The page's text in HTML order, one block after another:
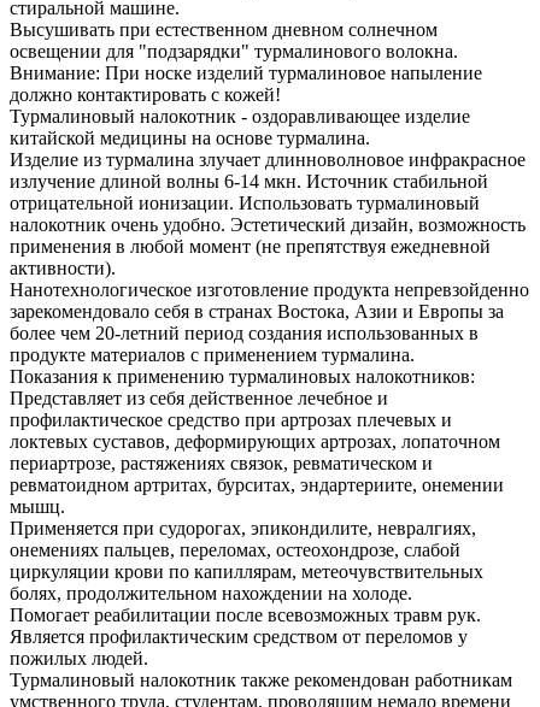
стиральной машине.
Высушивать при естественном дневном солнечном
освещении для "подзарядки" турмалинового волокна.
Внимание: При носке изделий турмалиновое напыление
должно контактировать с кожей!
Турмалиновый налокотник - оздоравливающее изделие
китайской медицины на основе турмалина.
Изделие из турмалина злучает длинноволновое инфракрасное
излучение длиной волны 6-14 мкн. Источник стабильной
отрицательной ионизации. Использовать турмалиновый
налокотник очень удобно. Эстетический дизайн, возможность
применения в любой момент (не препятствуя ежедневной
активности).
Нанотехнологическое изготовление продукта непревзойденно
зарекомендовало себя в странах Востока, Азии и Европы за
более чем 20-летний период создания использованных в
продукте материалов с применением турмалина.
Показания к применению турмалиновых налокотников:
Представляет из себя действенное лечебное и
профилактическое средство при артрозах плечевых и
локтевых суставов, деформирующих артрозах, лопаточном
периартрозе, растяжениях связок, ревматическом и
ревматоидном артритах, бурситах, эндартериите, онемении
мышц.
Применяется при судорогах, эпикондилите, невралгиях,
онемениях пальцев, переломах, остеохондрозе, слабой
циркуляции крови по капиллярам, метеочувствительных
болях, продолжительном нахождении на холоде.
Помогает реабилитации после всевозможных травм рук.
Является профилактическим средством от переломов у
пожилых людей.
Турмалиновый налокотник также рекомендован работникам
умственного труда, студентам, проводящим немало времени